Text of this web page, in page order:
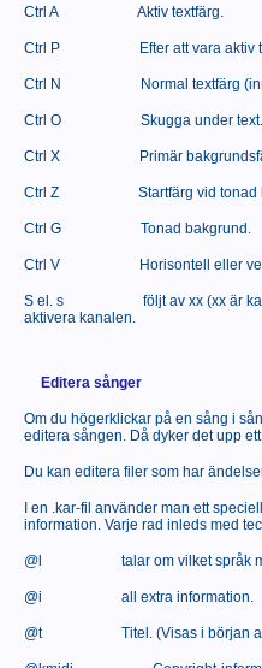
Ctrl A Aktiv textfärg.
Ctrl P Efter att vara aktiv
Ctrl N Normal textfärg
Ctrl O Skugga under text.
Ctrl X Primär
Ctrl Z Startfärg vid tonad
Ctrl G Tonad bakgrund.
Ctrl V Horisontell eller
S el. s
följt av xx (xx är
aktivera kanalen.
Editera sånger
Om du högerklickar på en sång i
editera sången. Då dyker det upp
Du kan editera filer som har
I en .kar-fil använder man ett
information. Varje rad inleds med
@l talar om vilket språk
@i all extra information.
@t Titel. (Visas i början